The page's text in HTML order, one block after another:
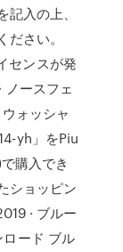
入の上、
さい。
センスが発
ノースフェ
ォッシャ
yh」をPiu
購入でき
ショッピン
· ブルー
ード ブル